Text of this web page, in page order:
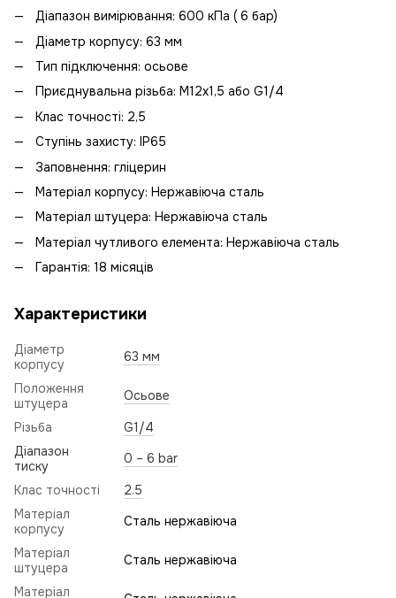
Діапазон вимірювання: 600 кПа ( 6 бар)
Діаметр корпусу: 63 мм
Тип підключення: осьове
Приєднувальна різьба: М12х1,5 або G1/4
Клас точності: 2,5
Ступінь захисту: IP65
Заповнення: гліцерин
Матеріал корпусу: Нержавіюча сталь
Матеріал штуцера: Нержавіюча сталь
Матеріал чутливого елемента: Нержавіюча сталь
Гарантія: 18 місяців
Характеристики
Діаметр
корпусу
63 мм
Положення
штуцера
Осьове
Різьба
G1/4
Діапазон
тиску
0 – 6 bar
Клас точності
2.5
Матеріал
корпусу
Сталь нержавіюча
Матеріал
штуцера
Сталь нержавіюча
Матеріал